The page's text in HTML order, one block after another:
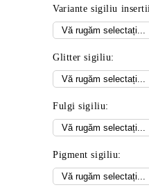
Variante sigiliu
Glitter sigiliu:
Fulgi sigiliu:
Pigment sigiliu: